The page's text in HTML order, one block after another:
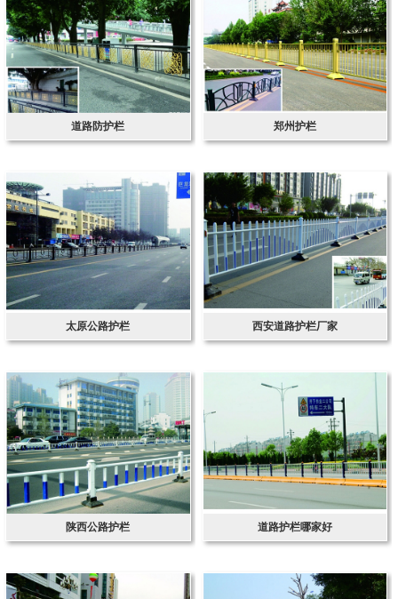
道路防护栏 郑州护栏
太原公路护栏 西安道路护栏厂家
陕西公路护栏 道路护栏哪家好